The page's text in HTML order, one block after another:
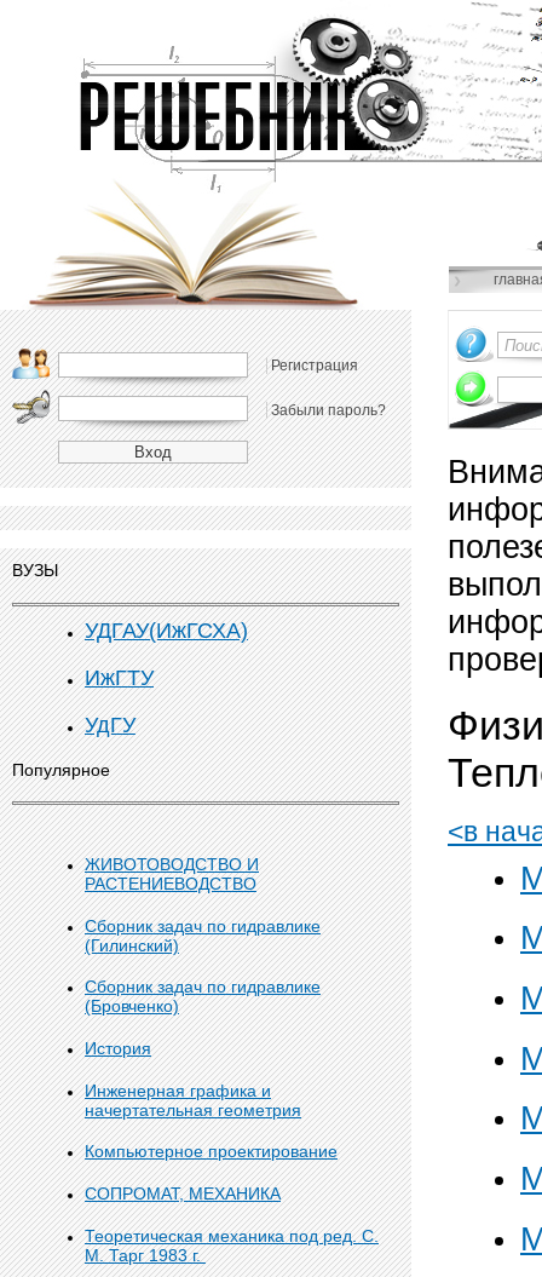
Регистрация
Забыли пароль?
ВУЗЫ
УДГАУ(ИжГСХА)
ИжГТУ
УдГУ
Популярное
ЖИВОТОВОДСТВО И
РАСТЕНИЕВОДСТВО
Сборник задач по гидравлике
(Гилинский)
Сборник задач по гидравлике
(Бровченко)
История
Инженерная графика и
начертательная геометрия
Компьютерное проектирование
СОПРОМАТ, МЕХАНИКА
Теоретическая механика под ред. С.
М. Тарг 1983 г.
<в